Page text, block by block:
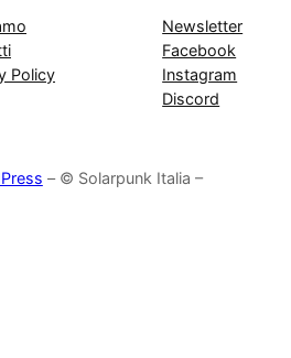
Policy
Newsletter
Facebook
Instagram
Discord
– © Solarpunk Italia –